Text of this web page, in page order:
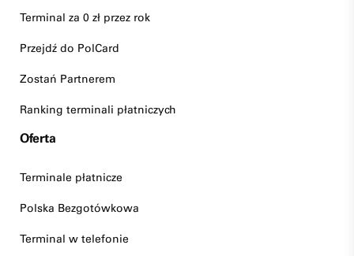
Terminal za 0 zł przez rok
Przejdź do PolCard
Zostań Partnerem
Ranking terminali płatniczych
Oferta
Terminale płatnicze
Polska Bezgotówkowa
Terminal w telefonie